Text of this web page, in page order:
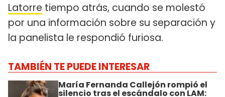
Latorre tiempo atrás, cuando se molestó
por una información sobre su separación y
la panelista le respondió furiosa.
TAMBIÉN TE PUEDE INTERESAR
María Fernanda Callejón rompió el
silencio tras el escándalo con LAM: